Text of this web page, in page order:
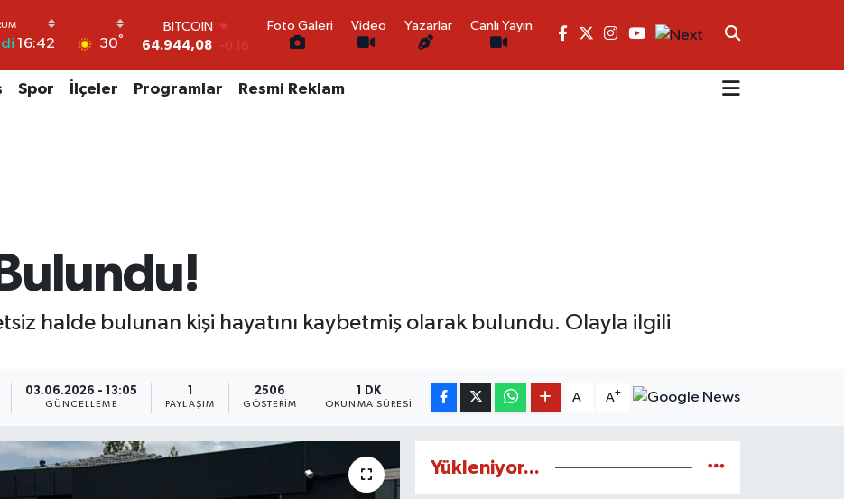
16:42 30°
DOLAR
47,7436
0.18
EURO
55,2510
0.32
Foto Galeri Video Yazarlar Canlı Yayın
Spor İlçeler Programlar Resmi Reklam
halde bulunan kişi hayatını kaybetmiş olarak bulundu. Olayla ilgili
03.06.2026 - 13:05
GÜNCELLEME
1
PAYLAŞIM
2506
GÖSTERIM
1 DK
OKUNMA SÜRESI
A- A+
Yükleniyor...